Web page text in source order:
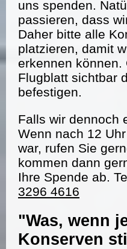
uns spenden.
passieren, dass
Daher bitte alle
platzieren, damit
erkennen können.
Flugblatt sichtbar
befestigen.
Falls wir dennoch
Wenn nach 12
war, rufen Sie
kommen dann
Ihre Spende ab.
3296 4616
"Was, wenn
Konserven